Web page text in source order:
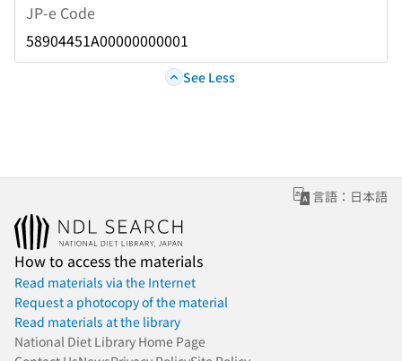
JP-e Code
58904451A00000000001
See Less
言語：日本語
How to access the materials
Read materials via the Internet
Request a photocopy of the material
Read materials at the library
National Diet Library Home Page